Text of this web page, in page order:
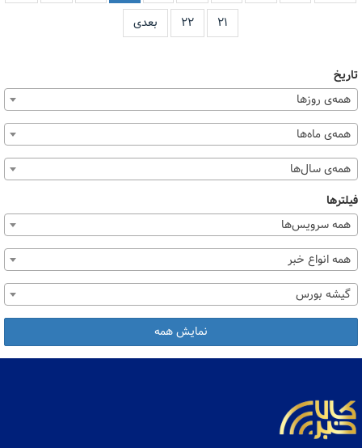
۲۱
۲۲ بعدی
تاریخ
همه‌ی روزها
همه‌ی ماه‌ها
همه‌ی سال‌ها
فیلترها
همه سرویس‌ها
همه انواع خبر
گیشه بورس
نمایش همه